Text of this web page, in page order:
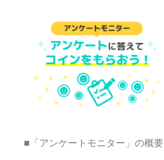
■「アンケートモニター」の概要